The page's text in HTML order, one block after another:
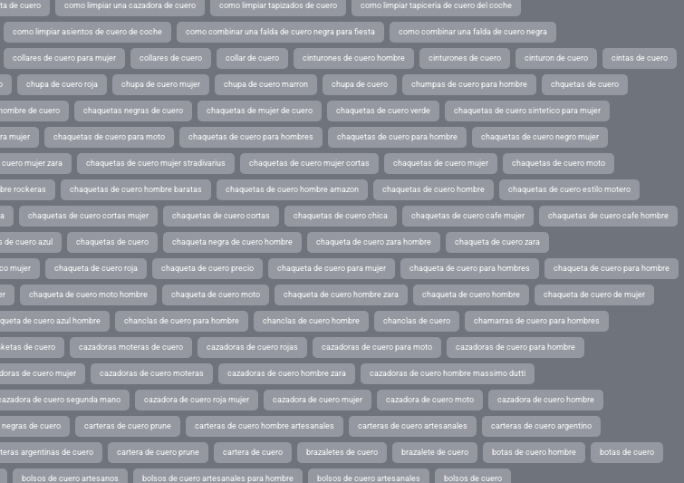
de cuero como limpiar una cazadora de cuero como limpiar tapizados de cuero como limpiar tapiceria de cuero del coche
como limpiar asientos de cuero de coche como combinar una falda de cuero negra para fiesta como combinar una falda de cuero negra
collares de cuero para mujer collares de cuero collar de cuero cinturones de cuero hombre cinturones de cuero cinturon de cuero cintas de cuero
chupa de cuero roja chupa de cuero mujer chupa de cuero marron chupa de cuero chumpas de cuero para hombre chquetas de cuero
de cuero chaquetas negras de cuero chaquetas de mujer de cuero chaquetas de cuero verde chaquetas de cuero sintetico para mujer
mujer chaquetas de cuero para moto chaquetas de cuero para hombres chaquetas de cuero para hombre chaquetas de cuero negro mujer
mujer zara chaquetas de cuero mujer stradivarius chaquetas de cuero mujer cortas chaquetas de cuero mujer chaquetas de cuero moto
rockeras chaquetas de cuero hombre baratas chaquetas de cuero hombre amazon chaquetas de cuero hombre chaquetas de cuero estilo motero
chaquetas de cuero cortas mujer chaquetas de cuero cortas chaquetas de cuero chica chaquetas de cuero cafe mujer chaquetas de cuero cafe hombre
de cuero azul chaquetas de cuero chaqueta negra de cuero hombre chaqueta de cuero zara hombre chaqueta de cuero zara
mujer chaqueta de cuero roja chaqueta de cuero precio chaqueta de cuero para mujer chaqueta de cuero para hombres chaqueta de cuero para hombre
chaqueta de cuero moto hombre chaqueta de cuero moto chaqueta de cuero hombre zara chaqueta de cuero hombre chaqueta de cuero de mujer
de cuero azul hombre chanclas de cuero para hombre chanclas de cuero hombre chanclas de cuero chamarras de cuero para hombres
de cuero cazadoras moteras de cuero cazadoras de cuero rojas cazadoras de cuero para moto cazadoras de cuero para hombre
de cuero mujer cazadoras de cuero moteras cazadoras de cuero hombre zara cazadoras de cuero hombre massimo dutti
de cuero segunda mano cazadora de cuero roja mujer cazadora de cuero mujer cazadora de cuero moto cazadora de cuero hombre
de cuero carteras de cuero prune carteras de cuero hombre artesanales carteras de cuero artesanales carteras de cuero argentino
argentinas de cuero cartera de cuero prune cartera de cuero brazaletes de cuero brazalete de cuero botas de cuero hombre botas de cuero
bolsos de cuero artesanos bolsos de cuero artesanales para hombre bolsos de cuero artesanales bolsos de cuero